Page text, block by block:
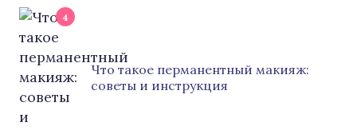
4
Что такое перманентный макияж:
советы и инструкция